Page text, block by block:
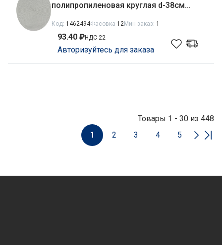
полипропиленовая круглая d-38см
01/312363
Код: 1462494Фасовка 12Мин заказ: 1
93.40 ₽НДС 22
Авторизуйтесь для заказа
Товары 1 - 30 из 448
1
2 3 4 5